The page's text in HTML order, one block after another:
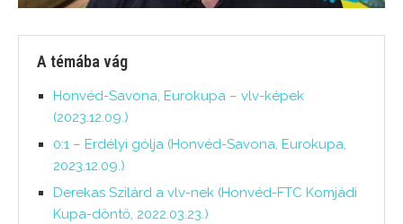
A témába vág
Honvéd-Savona, Eurokupa – vlv-képek
(2023.12.09.)
0:1 – Erdélyi gólja (Honvéd-Savona, Eurokupa,
2023.12.09.)
Derekas Szilárd a vlv-nek (Honvéd-FTC Komjádi
Kupa-döntő, 2022.03.23.)